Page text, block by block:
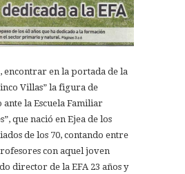
encontrar en la portada de la
Villas” la figura de
la Escuela Familiar
que nació en Ejea de los
de los 70, contando entre
con aquel joven
director de la EFA 23 años y